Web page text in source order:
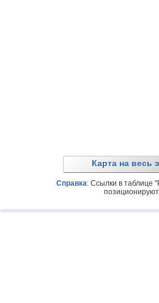
Карта на весь
Справка: Ссылки в таблице